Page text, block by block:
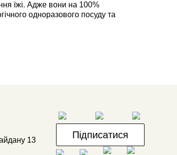
їжі. Адже вони на 100%
одноразового посуду та
13 Підписатися